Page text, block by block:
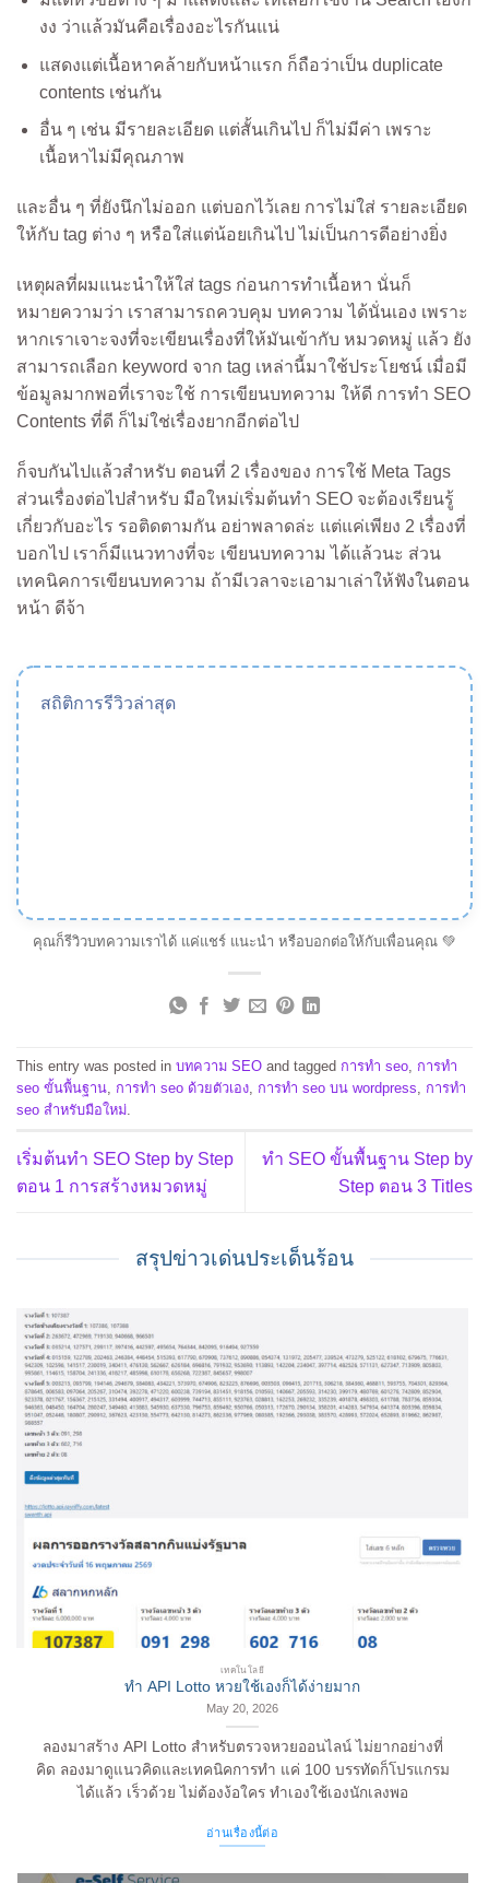
งง ว่าแล้วมันคือเรื่องอะไรกันแน่
แสดงแต่เนื้อหาคล้ายกับหน้าแรก ก็ถือว่าเป็น duplicate
contents เช่นกัน
อื่น ๆ เช่น มีรายละเอียด แต่สั้นเกินไป ก็ไม่มีค่า เพราะ
เนื้อหาไม่มีคุณภาพ
และอื่น ๆ ที่ยังนึกไม่ออก แต่บอกไว้เลย การไม่ใส่ รายละเอียด
ให้กับ tag ต่าง ๆ หรือใส่แต่น้อยเกินไป ไม่เป็นการดีอย่างยิ่ง
เหตุผลที่ผมแนะนำให้ใส่ tags ก่อนการทำเนื้อหา นั่นก็
หมายความว่า เราสามารถควบคุม บทความ ได้นั่นเอง เพราะ
หากเราเจาะจงที่จะเขียนเรื่องที่ให้มันเข้ากับ หมวดหมู่ แล้ว ยัง
สามารถเลือก keyword จาก tag เหล่านี้มาใช้ประโยชน์ เมื่อมี
ข้อมูลมากพอที่เราจะใช้ การเขียนบทความ ให้ดี การทำ SEO
Contents ที่ดี ก็ไม่ใช่เรื่องยากอีกต่อไป
ก็จบกันไปแล้วสำหรับ ตอนที่ 2 เรื่องของ การใช้ Meta Tags
ส่วนเรื่องต่อไปสำหรับ มือใหม่เริ่มต้นทำ SEO จะต้องเรียนรู้
เกี่ยวกับอะไร รอติดตามกัน อย่าพลาดล่ะ แต่แค่เพียง 2 เรื่องที่
บอกไป เราก็มีแนวทางที่จะ เขียนบทความ ได้แล้วนะ ส่วน
เทคนิคการเขียนบทความ ถ้ามีเวลาจะเอามาเล่าให้ฟังในตอน
หน้า ดีจ้า
สถิติการรีวิวล่าสุด
คุณก็รีวิวบทความเราได้ แค่แชร์ แนะนำ หรือบอกต่อให้กับเพื่อนคุณ 💚
This entry was posted in บทความ SEO and tagged การทำ seo การทำ
seo ขั้นพื้นฐาน การทำ seo ด้วยตัวเอง การทำ seo บน wordpress
การทำ
seo สำหรับมือใหม่
เริ่มต้นทำ SEO Step by Step
ตอน 1 การสร้างหมวดหมู่
ทำ SEO ขั้นพื้นฐาน Step by
Step ตอน 3 Titles
สรุปข่าวเด่นประเด็นร้อน
เทคโนโลยี
ทำ API Lotto หวยใช้เองก็ได้ง่ายมาก
May 20, 2026
ลองมาสร้าง API Lotto สำหรับตรวจหวยออนไลน์ ไม่ยากอย่างที่
คิด ลองมาดูแนวคิดและเทคนิคการทำ แค่ 100 บรรทัดก็โปรแกรม
ได้แล้ว เร็วด้วย ไม่ต้องง้อใคร ทำเองใช้เองนักเลงพอ
อ่านเรื่องนี้ต่อ